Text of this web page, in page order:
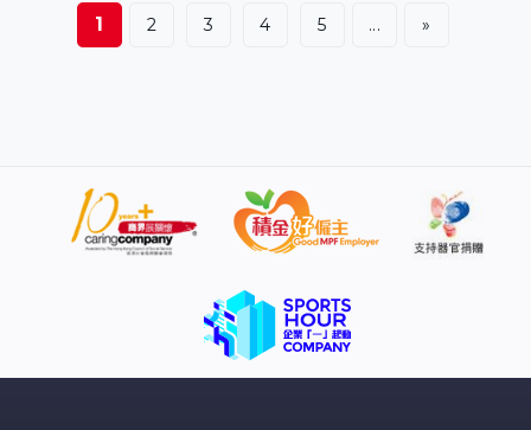
中使用。金色的禮炮彈採用先進技術，鳴放後無固態外拋
物對環境「零污染」，每門禮炮配三位炮手，裝彈流程3秒
無人作戰系統平台技術升級，設計有所突破，是新質戰鬥
力生成的核心驅動力。國防大學教授 孟祥青：「那麼無人
作戰系統可以在極端環境下、可以在全實時的環境下進行
點，它顛覆了戰爭成本效益的模型，可以實時低成本地飽
和打擊。」 今次閱兵23個裝備方隊分為7個作戰群，其中
紅旗-20、紅旗-19、紅旗-29等6種新型裝備亮相，可實施
多段多層反導攔截遠中近程防空抗擊。戰略打擊群4個方隊
1 2 3 4 5 ... »